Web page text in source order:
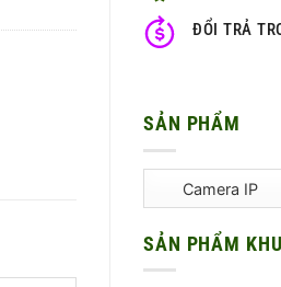
ĐỔI TRẢ
SẢN PHẨM
SẢN PHẨM